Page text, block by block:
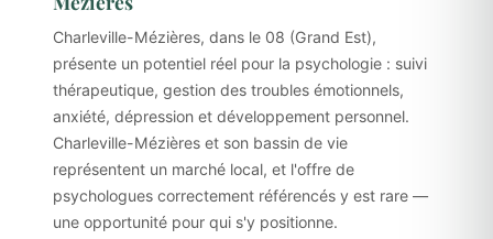
Charleville-Mézières, dans le 08 (Grand Est),
présente un potentiel réel pour la psychologie : suivi
thérapeutique, gestion des troubles émotionnels,
anxiété, dépression et développement personnel.
Charleville-Mézières et son bassin de vie
représentent un marché local, et l'offre de
psychologues correctement référencés y est rare —
une opportunité pour qui s'y positionne.